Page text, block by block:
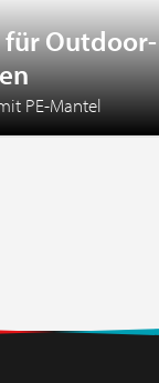
für Outdoor-
PE-Mantel